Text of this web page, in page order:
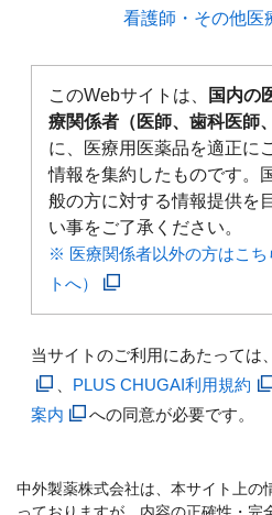
看護師・その他医
このWebサイトは、
国内の
療関係者（医師、歯科医師
に、医療用医薬品を適正に
情報を集約したものです。
般の方に対する情報提供を
い事をご了承ください。
※ 医療関係者以外の方はこち
トへ）
当サイトのご利用にあたっては、
PLUS CHUGAI利用規約
案内
への同意が必要です。
中外製薬株式会社は、本サイト上の
っておりますが、内容の正確性・完